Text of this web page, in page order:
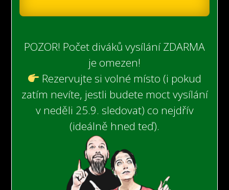
POZOR! Počet diváků vysílání ZDARMA
je omezen!
Rezervujte si volné místo (i pokud
zatím nevíte, jestli budete moct vysílání
v neděli 25.9. sledovat) co nejdřív
(ideálně hned teď).